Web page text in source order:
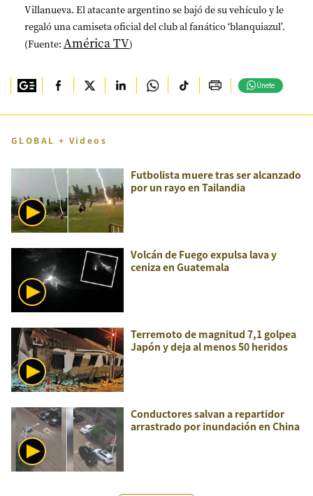
Villanueva. El atacante argentino se bajó de su vehículo y le
regaló una camiseta oficial del club al fanático ‘blanquiazul’.
(Fuente: América TV)
Únete
GLOBAL + Videos
Futbolista muere tras ser alcanzado
por un rayo en Tailandia
Volcán de Fuego expulsa lava y
ceniza en Guatemala
Terremoto de magnitud 7,1 golpea
Japón y deja al menos 50 heridos
Conductores salvan a repartidor
arrastrado por inundación en China